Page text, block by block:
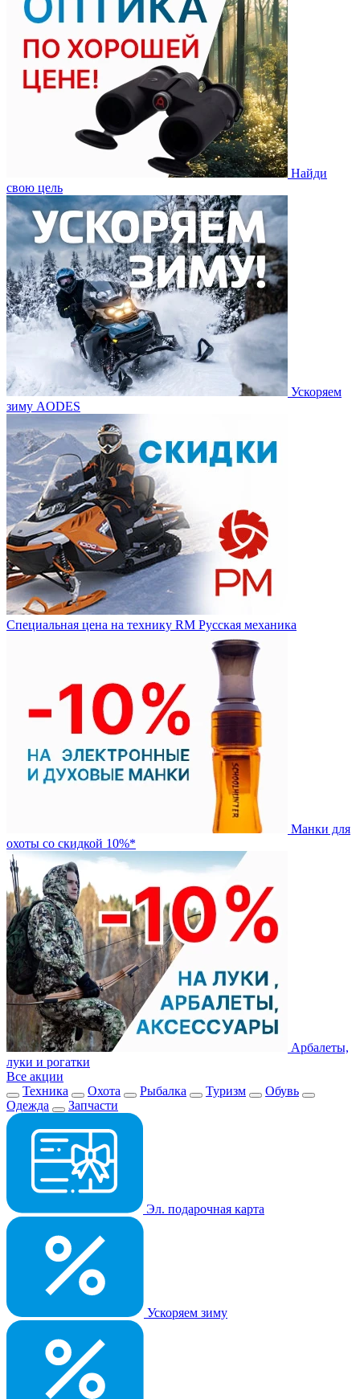
Найди
свою цель
Ускоряем
зиму AODES
Специальная цена на технику RM Русская механика
Манки для
охоты со скидкой 10%*
Арбалеты,
луки и рогатки
Все акции
Техника
Охота Рыбалка Туризм
Обувь
Одежда
Запчасти
Эл. подарочная карта
Ускоряем зиму